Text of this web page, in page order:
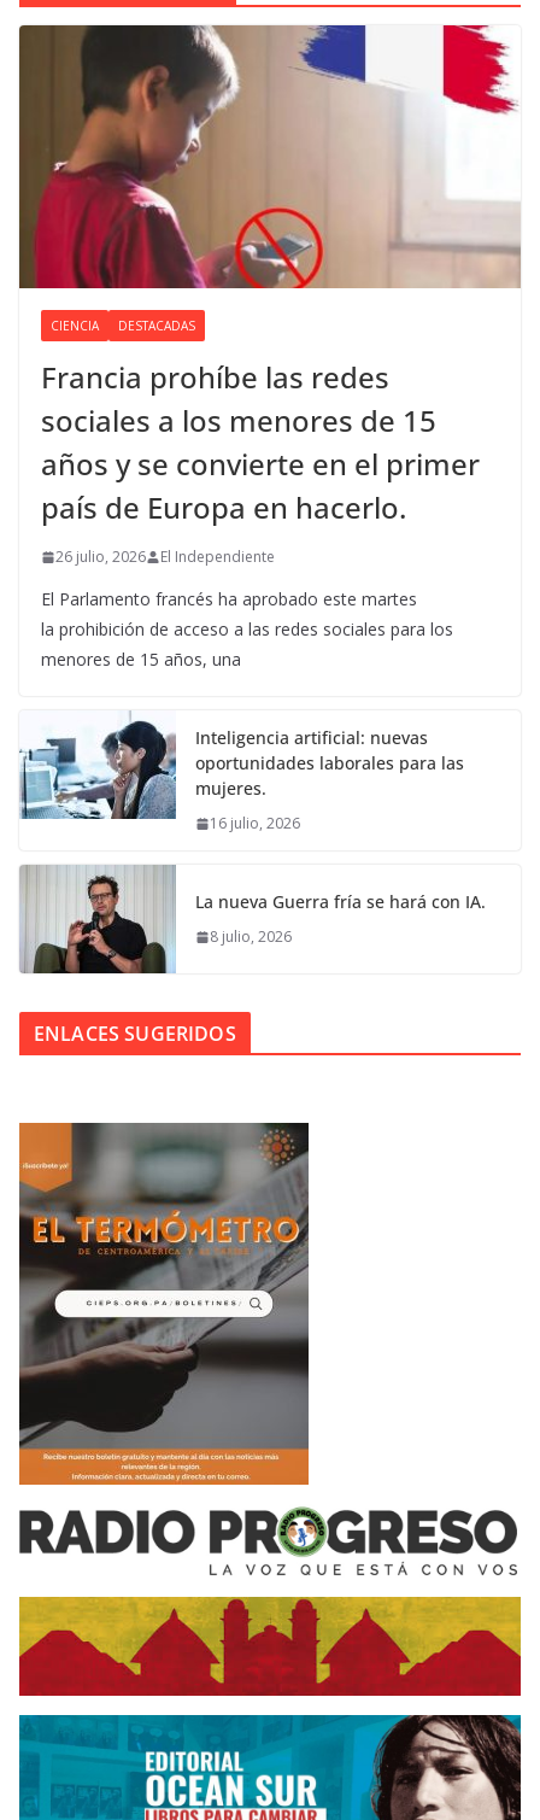
CIENCIA DESTACADAS
Francia prohíbe las redes
sociales a los menores de 15
años y se convierte en el primer
país de Europa en hacerlo.
26 julio, 2026 El Independiente
El Parlamento francés ha aprobado este martes
la prohibición de acceso a las redes sociales para los
menores de 15 años, una
Inteligencia artificial: nuevas
oportunidades laborales para las
mujeres.
16 julio, 2026
La nueva Guerra fría se hará con IA.
8 julio, 2026
ENLACES SUGERIDOS